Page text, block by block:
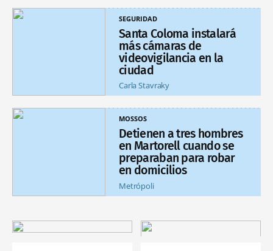
SEGURIDAD
Santa Coloma instalará
más cámaras de
videovigilancia en la
ciudad
Carla Stavraky
MOSSOS
Detienen a tres hombres
en Martorell cuando se
preparaban para robar
en domicilios
Metrópoli